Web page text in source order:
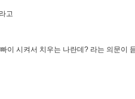
고
이 시켜서 치우는 나란데? 라는 의문이